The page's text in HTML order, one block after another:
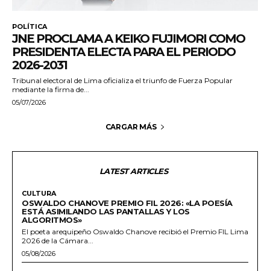
POLÍTICA
JNE PROCLAMA A KEIKO FUJIMORI COMO
PRESIDENTA ELECTA PARA EL PERIODO
2026-2031
Tribunal electoral de Lima oficializa el triunfo de Fuerza Popular
mediante la firma de...
05/07/2026
CARGAR MÁS
LATEST ARTICLES
CULTURA
OSWALDO CHANOVE PREMIO FIL 2026: «LA POESÍA
ESTÁ ASIMILANDO LAS PANTALLAS Y LOS
ALGORITMOS»
El poeta arequipeño Oswaldo Chanove recibió el Premio FIL Lima
2026 de la Cámara...
05/08/2026